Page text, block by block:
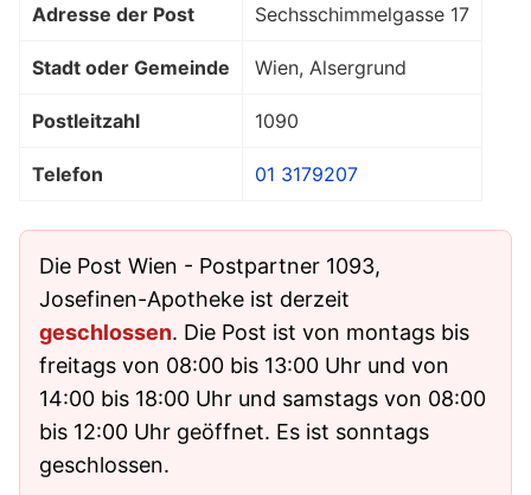
Adresse der Post Sechsschimmelgasse 17
Stadt oder Gemeinde Wien, Alsergrund
Postleitzahl 1090
Telefon 01 3179207
Die Post Wien - Postpartner 1093,
Josefinen-Apotheke ist derzeit
geschlossen. Die Post ist von montags bis
freitags von 08:00 bis 13:00 Uhr und von
14:00 bis 18:00 Uhr und samstags von 08:00
bis 12:00 Uhr geöffnet. Es ist sonntags
geschlossen.